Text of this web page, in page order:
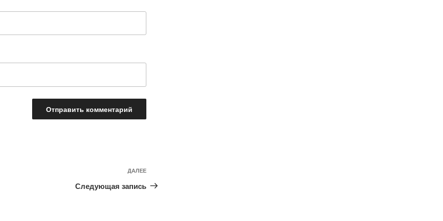
Следующая
запись
ДАЛЕЕ
Следующая запись